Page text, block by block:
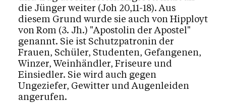
die Jünger weiter (Joh 20,11-18). Aus
diesem Grund wurde sie auch von Hipployt
von Rom (3. Jh.) "Apostolin der Apostel"
genannt. Sie ist Schutzpatronin der
Frauen, Schüler, Studenten, Gefangenen,
Winzer, Weinhändler, Friseure und
Einsiedler. Sie wird auch gegen
Ungeziefer, Gewitter und Augenleiden
angerufen.